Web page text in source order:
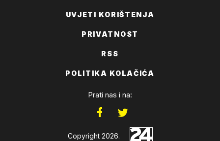
UVJETI KORIŠTENJA
PRIVATNOST
RSS
POLITIKA KOLAČIĆA
Prati nas i na:
Copyright 2026.